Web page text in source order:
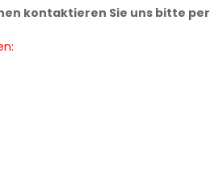
kontaktieren Sie uns bitte per